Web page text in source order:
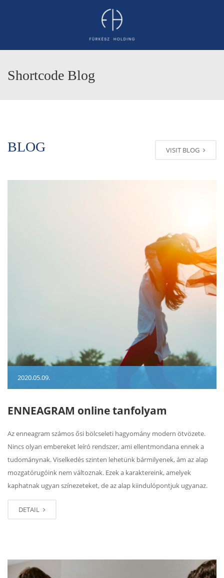
Shortcode Blog
BLOG VISIT BLOG
2020.05.09.
ENNEAGRAM online tanfolyam
Az enneagram számos ősi bölcseleti hagyomány modern ötvözete.
Nincs olyan embereket leíró rendszer, ami ellentmondana ennek a
tudománynak. Viselkedés szinten lehetünk bármilyenek, ám az alap
mozgatórugóink nem változnak. Ezek a karaktereink, amelyek
kaphatnak ugyan színezeteket, de az alap kiindulópontjuk ugyanaz.
DETAIL